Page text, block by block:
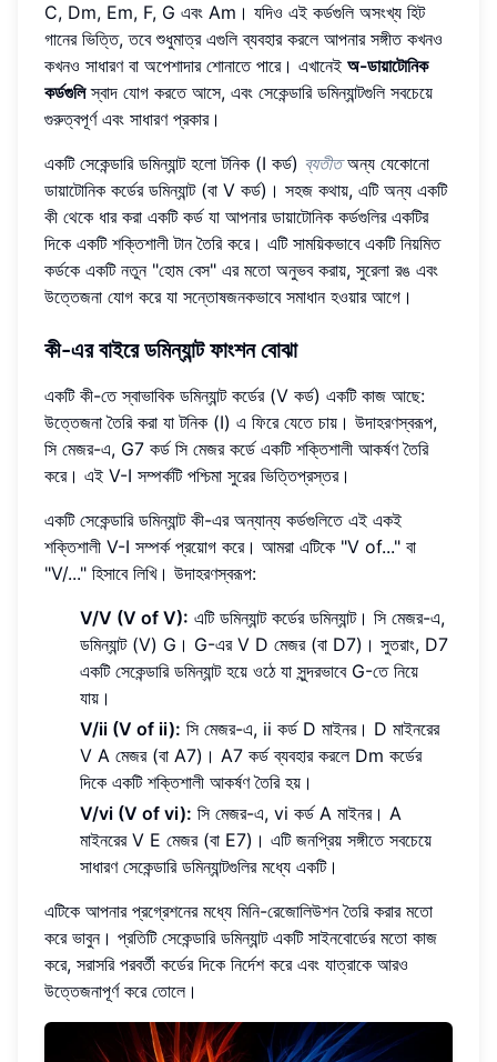
C, Dm, Em, F, G এবং Am। যদিও এই কর্ডগুলি অসংখ্য হিট
গানের ভিত্তি, তবে শুধুমাত্র এগুলি ব্যবহার করলে আপনার সঙ্গীত কখনও
কখনও সাধারণ বা অপেশাদার শোনাতে পারে। এখানেই অ-ডায়াটোনিক
কর্ডগুলিস্বাদ যোগ করতে আসে, এবং সেকেন্ডারি ডমিন্যান্টগুলি সবচেয়ে
গুরুত্বপূর্ণ এবং সাধারণ প্রকার।
একটি সেকেন্ডারি ডমিন্যান্ট হলো টনিক (I কর্ড) ব্যতীতঅন্য যেকোনো
ডায়াটোনিক কর্ডের ডমিন্যান্ট (বা V কর্ড)। সহজ কথায়, এটি অন্য একটি
কী থেকে ধার করা একটি কর্ড যা আপনার ডায়াটোনিক কর্ডগুলির একটির
দিকে একটি শক্তিশালী টান তৈরি করে। এটি সাময়িকভাবে একটি নিয়মিত
কর্ডকে একটি নতুন "হোম বেস" এর মতো অনুভব করায়, সুরেলা রঙ এবং
উত্তেজনা যোগ করে যা সন্তোষজনকভাবে সমাধান হওয়ার আগে।
কী-এর বাইরে ডমিন্যান্ট ফাংশন বোঝা
একটি কী-তে স্বাভাবিক ডমিন্যান্ট কর্ডের (V কর্ড) একটি কাজ আছে:
উত্তেজনা তৈরি করা যা টনিক (I) এ ফিরে যেতে চায়। উদাহরণস্বরূপ,
সি মেজর-এ, G7 কর্ড সি মেজর কর্ডে একটি শক্তিশালী আকর্ষণ তৈরি
করে। এই V-I সম্পর্কটি পশ্চিমা সুরের ভিত্তিপ্রস্তর।
একটি সেকেন্ডারি ডমিন্যান্ট কী-এর অন্যান্য কর্ডগুলিতে এই একই
শক্তিশালী V-I সম্পর্ক প্রয়োগ করে। আমরা এটিকে "V of..." বা
"V/..." হিসাবে লিখি। উদাহরণস্বরূপ:
V/V (V of V): এটি ডমিন্যান্ট কর্ডের ডমিন্যান্ট। সি মেজর-এ,
ডমিন্যান্ট (V) G। G-এর V D মেজর (বা D7)। সুতরাং, D7
একটি সেকেন্ডারি ডমিন্যান্ট হয়ে ওঠে যা সুন্দরভাবে G-তে নিয়ে
যায়।
V/ii (V of ii): সি মেজর-এ, ii কর্ড D মাইনর। D মাইনরের
V A মেজর (বা A7)। A7 কর্ড ব্যবহার করলে Dm কর্ডের
দিকে একটি শক্তিশালী আকর্ষণ তৈরি হয়।
V/vi (V of vi): সি মেজর-এ, vi কর্ড A মাইনর। A
মাইনরের V E মেজর (বা E7)। এটি জনপ্রিয় সঙ্গীতে সবচেয়ে
সাধারণ সেকেন্ডারি ডমিন্যান্টগুলির মধ্যে একটি।
এটিকে আপনার প্রগ্রেশনের মধ্যে মিনি-রেজোলিউশন তৈরি করার মতো
করে ভাবুন। প্রতিটি সেকেন্ডারি ডমিন্যান্ট একটি সাইনবোর্ডের মতো কাজ
করে, সরাসরি পরবর্তী কর্ডের দিকে নির্দেশ করে এবং যাত্রাকে আরও
উত্তেজনাপূর্ণ করে তোলে।